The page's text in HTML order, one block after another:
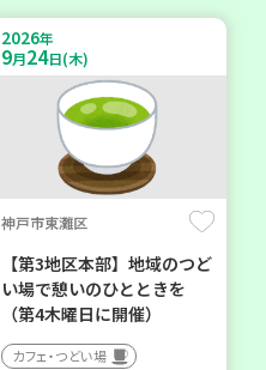
2026年
9月24日(木)
神戸市東灘区
【第3地区本部】地域のつど
い場で憩いのひとときを
（第4木曜日に開催）
カフェ・つどい場